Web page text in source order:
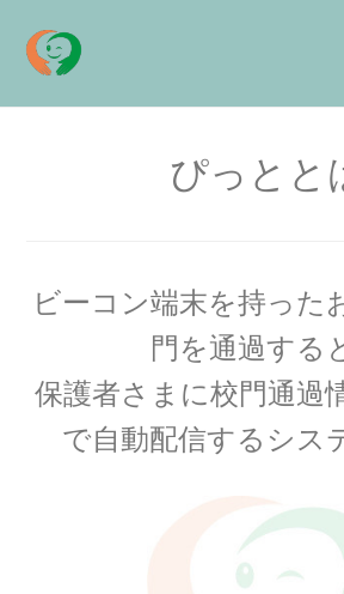
ぴっとと
ビーコン端末を持った
門を通過する
保護者さまに校門通過
で自動配信するシス